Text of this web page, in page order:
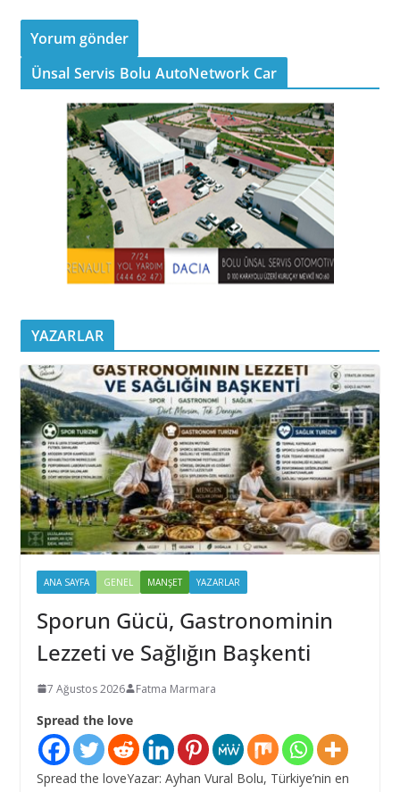
Ünsal Servis Bolu AutoNetwork Car
YAZARLAR
ANA SAYFA GENEL MANŞET YAZARLAR
Sporun Gücü, Gastronominin
Lezzeti ve Sağlığın Başkenti
7 Ağustos 2026 Fatma Marmara
Spread the love
Spread the loveYazar: Ayhan Vural Bolu, Türkiye’nin en